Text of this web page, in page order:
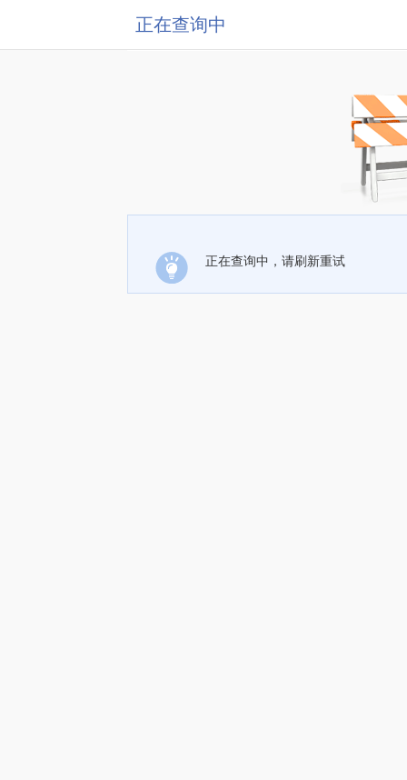
正在查询中
正在查询中，请刷新重试